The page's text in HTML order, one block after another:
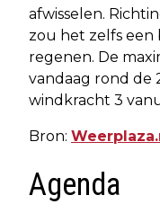
afwisselen.
zou het zelfs
regenen. De
vandaag rond de
windkracht 3
Bron:
Agenda